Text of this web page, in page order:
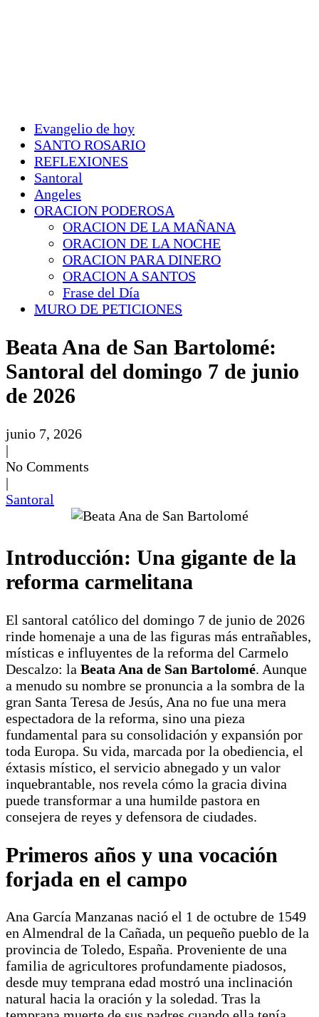
Evangelio de hoy
SANTO ROSARIO
REFLEXIONES
Santoral
Angeles
ORACION PODEROSA
ORACION DE LA MAÑANA
ORACION DE LA NOCHE
ORACION PARA DINERO
ORACION A SANTOS
Frase del Día
MURO DE PETICIONES
Beata Ana de San Bartolomé:
Santoral del domingo 7 de junio
de 2026
junio 7, 2026
|
No Comments
|
Santoral
Introducción: Una gigante de la
reforma carmelitana
El santoral católico del domingo 7 de junio de 2026
rinde homenaje a una de las figuras más entrañables,
místicas e influyentes de la reforma del Carmelo
Descalzo: la Beata Ana de San Bartolomé. Aunque
a menudo su nombre se pronuncia a la sombra de la
gran Santa Teresa de Jesús, Ana no fue una mera
espectadora de la reforma, sino una pieza
fundamental para su consolidación y expansión por
toda Europa. Su vida, marcada por la obediencia, el
éxtasis místico, el servicio abnegado y un valor
inquebrantable, nos revela cómo la gracia divina
puede transformar a una humilde pastora en
consejera de reyes y defensora de ciudades.
Primeros años y una vocación
forjada en el campo
Ana García Manzanas nació el 1 de octubre de 1549
en Almendral de la Cañada, un pequeño pueblo de la
provincia de Toledo, España. Proveniente de una
familia de agricultores profundamente piadosos,
desde muy temprana edad mostró una inclinación
natural hacia la oración y la soledad. Tras la